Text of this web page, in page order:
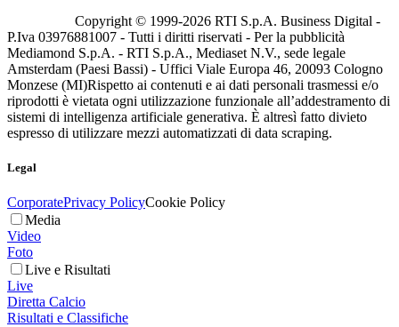
Copyright © 1999-2026 RTI S.p.A. Business Digital -
P.Iva 03976881007 - Tutti i diritti riservati - Per la pubblicità
Mediamond S.p.A. - RTI S.p.A., Mediaset N.V., sede legale
Amsterdam (Paesi Bassi) - Uffici Viale Europa 46, 20093 Cologno
Monzese (MI)Rispetto ai contenuti e ai dati personali trasmessi e/o
riprodotti è vietata ogni utilizzazione funzionale all’addestramento di
sistemi di intelligenza artificiale generativa. È altresì fatto divieto
espresso di utilizzare mezzi automatizzati di data scraping.
Legal
CorporatePrivacy PolicyCookie Policy
Media
Video
Foto
Live e Risultati
Live
Diretta Calcio
Risultati e Classifiche